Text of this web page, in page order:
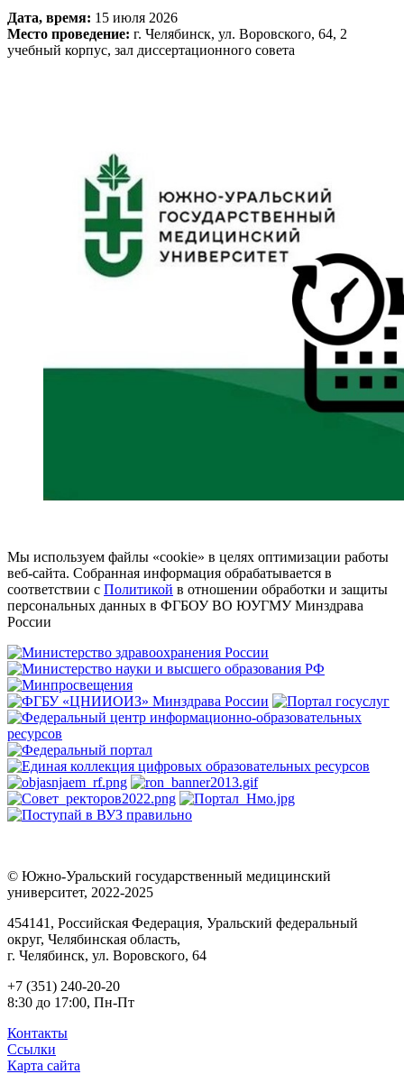
Дата, время: 15 июля 2026
Место проведение: г. Челябинск, ул. Воровского, 64, 2
учебный корпус, зал диссертационного совета
Мы используем файлы «cookie» в целях оптимизации работы
веб-сайта. Собранная информация обрабатывается в
соответствии с Политикой в отношении обработки и защиты
персональных данных в ФГБОУ ВО ЮУГМУ Минздрава
России
© Южно-Уральский государственный медицинский
университет, 2022-2025
454141, Российская Федерация, Уральский федеральный
округ, Челябинская область,
г. Челябинск, ул. Воровского, 64
+7 (351) 240-20-20
8:30 до 17:00, Пн-Пт
Контакты
Ссылки
Карта сайта